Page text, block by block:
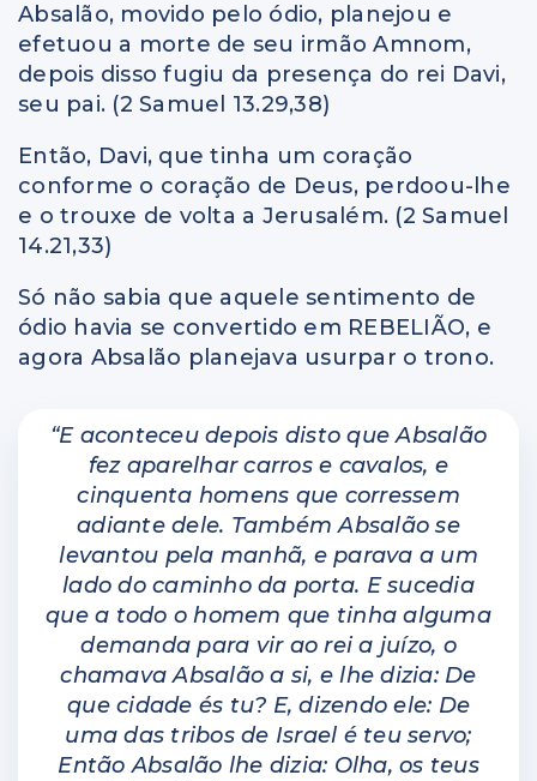
Absalão, movido pelo ódio, planejou e
efetuou a morte de seu irmão Amnom,
depois disso fugiu da presença do rei Davi,
seu pai. (2 Samuel 13.29,38)
Então, Davi, que tinha um coração
conforme o coração de Deus, perdoou-lhe
e o trouxe de volta a Jerusalém. (2 Samuel
14.21,33)
Só não sabia que aquele sentimento de
ódio havia se convertido em REBELIÃO, e
agora Absalão planejava usurpar o trono.
“E aconteceu depois disto que Absalão
fez aparelhar carros e cavalos, e
cinquenta homens que corressem
adiante dele. Também Absalão se
levantou pela manhã, e parava a um
lado do caminho da porta. E sucedia
que a todo o homem que tinha alguma
demanda para vir ao rei a juízo, o
chamava Absalão a si, e lhe dizia: De
que cidade és tu? E, dizendo ele: De
uma das tribos de Israel é teu servo;
Então Absalão lhe dizia: Olha, os teus